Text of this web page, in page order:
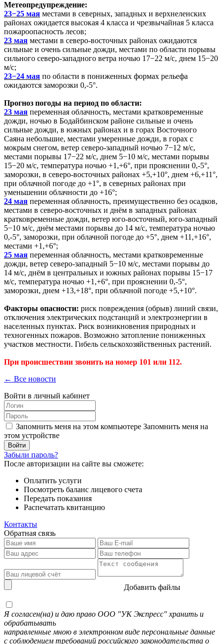
Метеопредупреждение:
23−25 мая местами в северных, западных и верхнеленских
районах ожидается высокая 4 класса и чрезвычайная 5 класса
пожароопасность лесов;
23 мая местами в северо-восточных районах ожидаются
сильные и очень сильные дожди, местами по области порывы
сильного северо-западного ветра ночью 17−22 м/с, днем 15−20
м/с;
23−24 мая по области в пониженных формах рельефа
ожидаются заморозки 0,-5°.
Прогноз погоды на период по области:
23 мая переменная облачность, местами кратковременные
дожди, ночью в Бодайбинском районе сильные и очень
сильные дожди, в южных районах и в горах Восточного
Саяна небольшие, местами умеренные дожди, в горах с
мокрым снегом, ветер северо-западный ночью 7−12 м/с,
местами порывы 17−22 м/с, днем 5−10 м/с, местами порывы
15−20 м/с, температура ночью +1,+6°, при прояснении 0,-5°,
заморозки, в северо-восточных районах +5,+10°, днем +6,+11°,
при облачной погоде до +1°, в северных районах при
уменьшении облачности до +16°;
24 мая переменная облачность, преимущественно без осадков,
местами в северо-восточных и днём в западных районах
кратковременные дожди, ветер юго-восточный, юго-западный
5−10 м/с, днём местами порывы до 14 м/с, температура ночью
0,-5°, заморозки, при облачной погоде до +5°, днем +11,+16°,
местами +1,+6°;
25 мая переменная облачность, местами кратковременные
дожди, ветер северо-западный 5−10 м/с, местами порывы до
14 м/с, днём в центральных и южных районах порывы 15−17
м/с, температура ночью +1,+6°, при прояснении 0,-5°,
заморозки, днем +13,+18°, при облачной погоде +5,+10°.
Факторы опасности: риск повреждения (обрыв) линий связи,
отключения электрических подстанций и электроэнергии в
населенных пунктах. Риск возникновения природных и
техногенных пожаров. Возможно затопление пониженных
участков местности. Гибель сельскохозяйственных растений.
При происшествии звонить на номер 101 или 112.
← Все новости
Войти в личный кабинет
Запомнить меня на этом компьютере Запомнить меня на
этом устройстве
Забыли пароль?
После авторизации на сайте вы сможете:
Оплатить услуги
Посмотреть баланс лицевого счета
Передать показания
Распечатать квитанцию
Контакты
Обратная связь
Добавить файлы
Я согласен(на) и даю право ООО "УК Экспресс" хранить и
обрабатывать
направленные мною в электронном виде персональные данные
с соблюдением требований российского законодательства о